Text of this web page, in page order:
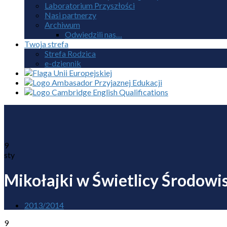
Laboratorium Przyszłości
Nasi partnerzy
Archiwum
Odwiedzili nas…
Twoja strefa
Strefa Rodzica
e-dziennik
9
sty
Mikołajki w Świetlicy
2013/2014
9